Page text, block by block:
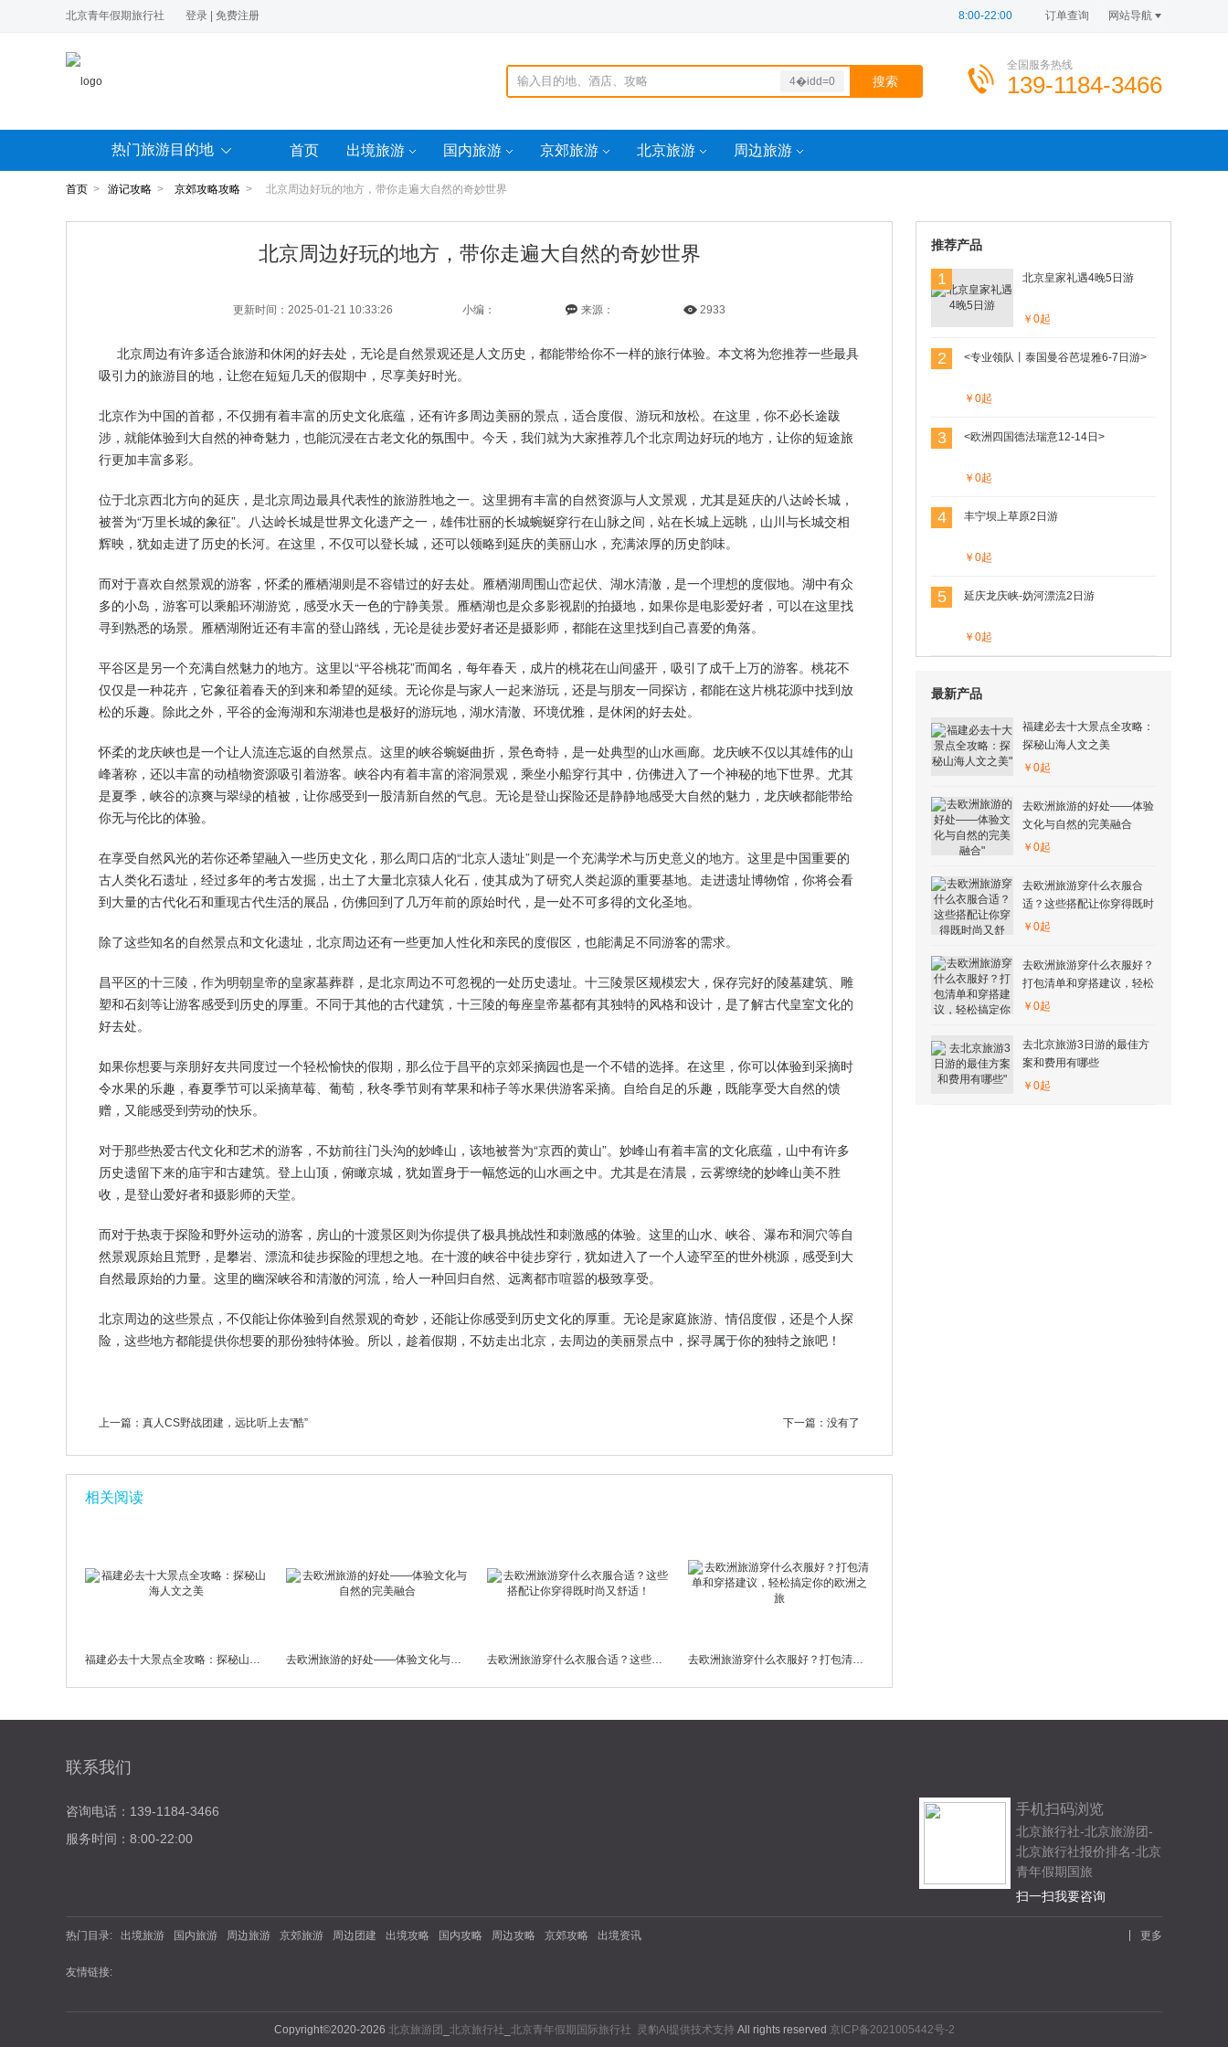
北京青年假期旅行社 登录 免费注册 8:00-22:00 订单查询 网站导航
4�idd=0
99100idd=16034150
320269100
_idd=160343927246
全国服务热线
139-1184-3466
热门旅游目的地 首页 出境旅游 国内旅游 京郊旅游 北京旅游 周边旅游
首页 > 游记攻略 > 京郊攻略攻略 > 北京周边好玩的地方，带你走遍大自然的奇妙世界
北京周边好玩的地方，带你走遍大自然的奇妙世界
更新时间：2025-01-21 10:33:26 小编： 来源： 2933
北京周边有许多适合旅游和休闲的好去处，无论是自然景观还是人文历史，都能带给你不一样的旅行体验。本文将为您推荐一些最具
吸引力的旅游目的地，让您在短短几天的假期中，尽享美好时光。
北京作为中国的首都，不仅拥有着丰富的历史文化底蕴，还有许多周边美丽的景点，适合度假、游玩和放松。在这里，你不必长途跋
涉，就能体验到大自然的神奇魅力，也能沉浸在古老文化的氛围中。今天，我们就为大家推荐几个北京周边好玩的地方，让你的短途旅
行更加丰富多彩。
位于北京西北方向的延庆，是北京周边最具代表性的旅游胜地之一。这里拥有丰富的自然资源与人文景观，尤其是延庆的八达岭长城，
被誉为“万里长城的象征”。八达岭长城是世界文化遗产之一，雄伟壮丽的长城蜿蜒穿行在山脉之间，站在长城上远眺，山川与长城交相
辉映，犹如走进了历史的长河。在这里，不仅可以登长城，还可以领略到延庆的美丽山水，充满浓厚的历史韵味。
而对于喜欢自然景观的游客，怀柔的雁栖湖则是不容错过的好去处。雁栖湖周围山峦起伏、湖水清澈，是一个理想的度假地。湖中有众
多的小岛，游客可以乘船环湖游览，感受水天一色的宁静美景。雁栖湖也是众多影视剧的拍摄地，如果你是电影爱好者，可以在这里找
寻到熟悉的场景。雁栖湖附近还有丰富的登山路线，无论是徒步爱好者还是摄影师，都能在这里找到自己喜爱的角落。
平谷区是另一个充满自然魅力的地方。这里以“平谷桃花”而闻名，每年春天，成片的桃花在山间盛开，吸引了成千上万的游客。桃花不
仅仅是一种花卉，它象征着春天的到来和希望的延续。无论你是与家人一起来游玩，还是与朋友一同探访，都能在这片桃花源中找到放
松的乐趣。除此之外，平谷的金海湖和东湖港也是极好的游玩地，湖水清澈、环境优雅，是休闲的好去处。
怀柔的龙庆峡也是一个让人流连忘返的自然景点。这里的峡谷蜿蜒曲折，景色奇特，是一处典型的山水画廊。龙庆峡不仅以其雄伟的山
峰著称，还以丰富的动植物资源吸引着游客。峡谷内有着丰富的溶洞景观，乘坐小船穿行其中，仿佛进入了一个神秘的地下世界。尤其
是夏季，峡谷的凉爽与翠绿的植被，让你感受到一股清新自然的气息。无论是登山探险还是静静地感受大自然的魅力，龙庆峡都能带给
你无与伦比的体验。
在享受自然风光的若你还希望融入一些历史文化，那么周口店的“北京人遗址”则是一个充满学术与历史意义的地方。这里是中国重要的
古人类化石遗址，经过多年的考古发掘，出土了大量北京猿人化石，使其成为了研究人类起源的重要基地。走进遗址博物馆，你将会看
到大量的古代化石和重现古代生活的展品，仿佛回到了几万年前的原始时代，是一处不可多得的文化圣地。
除了这些知名的自然景点和文化遗址，北京周边还有一些更加人性化和亲民的度假区，也能满足不同游客的需求。
昌平区的十三陵，作为明朝皇帝的皇家墓葬群，是北京周边不可忽视的一处历史遗址。十三陵景区规模宏大，保存完好的陵墓建筑、雕
塑和石刻等让游客感受到历史的厚重。不同于其他的古代建筑，十三陵的每座皇帝墓都有其独特的风格和设计，是了解古代皇室文化的
好去处。
如果你想要与亲朋好友共同度过一个轻松愉快的假期，那么位于昌平的京郊采摘园也是一个不错的选择。在这里，你可以体验到采摘时
令水果的乐趣，春夏季节可以采摘草莓、葡萄，秋冬季节则有苹果和柿子等水果供游客采摘。自给自足的乐趣，既能享受大自然的馈
赠，又能感受到劳动的快乐。
对于那些热爱古代文化和艺术的游客，不妨前往门头沟的妙峰山，该地被誉为“京西的黄山”。妙峰山有着丰富的文化底蕴，山中有许多
历史遗留下来的庙宇和古建筑。登上山顶，俯瞰京城，犹如置身于一幅悠远的山水画之中。尤其是在清晨，云雾缭绕的妙峰山美不胜
收，是登山爱好者和摄影师的天堂。
而对于热衷于探险和野外运动的游客，房山的十渡景区则为你提供了极具挑战性和刺激感的体验。这里的山水、峡谷、瀑布和洞穴等自
然景观原始且荒野，是攀岩、漂流和徒步探险的理想之地。在十渡的峡谷中徒步穿行，犹如进入了一个人迹罕至的世外桃源，感受到大
自然最原始的力量。这里的幽深峡谷和清澈的河流，给人一种回归自然、远离都市喧嚣的极致享受。
北京周边的这些景点，不仅能让你体验到自然景观的奇妙，还能让你感受到历史文化的厚重。无论是家庭旅游、情侣度假，还是个人探
险，这些地方都能提供你想要的那份独特体验。所以，趁着假期，不妨走出北京，去周边的美丽景点中，探寻属于你的独特之旅吧！
上一篇： 真人CS野战团建，远比听上去“酷” 下一篇：没有了
相关阅读
福建必去十大景点全攻略：探秘山海人文之美 去欧洲旅游的好处——体验文化与自然的完美融合 去欧洲旅游穿什么衣服合适？这些搭配让你穿得既时尚又舒适！ 去欧洲旅游穿什么衣服好？打包清单和穿搭建议，轻松搞定你的欧洲之旅
推荐产品
1 北京皇家礼遇4晚5日游
￥0起
2 <专业领队丨泰国曼谷芭堤雅6-7日游>
￥0起
3 <欧洲四国德法瑞意12-14日>
￥0起
4 丰宁坝上草原2日游
￥0起
5 延庆龙庆峡-妫河漂流2日游
￥0起
最新产品
福建必去十大景点全攻略：
探秘山海人文之美
￥0起
去欧洲旅游的好处——体验
文化与自然的完美融合
￥0起
去欧洲旅游穿什么衣服合
适？这些搭配让你穿得既时
尚又舒适！
￥0起
去欧洲旅游穿什么衣服好？
打包清单和穿搭建议，轻松
搞定你的欧洲之旅
￥0起
去北京旅游3日游的最佳方
案和费用有哪些
￥0起
联系我们
咨询电话：139-1184-3466
服务时间：8:00-22:00
手机扫码浏览
北京旅行社-北京旅游团-
北京旅行社报价排名-北京
青年假期国旅
扫一扫我要咨询
热门目录: 出境旅游 国内旅游 周边旅游 京郊旅游 周边团建 出境攻略 国内攻略 周边攻略 京郊攻略 出境资讯 更多
友情链接:
Copyright©2020-2026 北京旅游团 北京旅行社 北京青年假期国际旅行社 灵豹AI提供技术支持All rights reserved 京ICP备2021005442号-2